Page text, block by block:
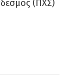
(ΠΧΣ)